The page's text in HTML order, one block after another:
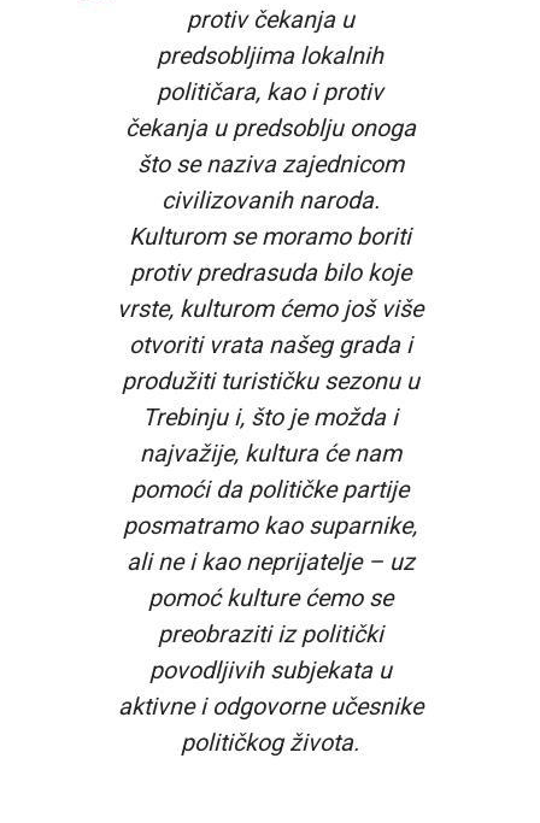
protiv čekanja u
predsobljima lokalnih
političara, kao i protiv
čekanja u predsoblju onoga
što se naziva zajednicom
civilizovanih naroda.
Kulturom se moramo boriti
protiv predrasuda bilo koje
vrste, kulturom ćemo još više
otvoriti vrata našeg grada i
produžiti turističku sezonu u
Trebinju i, što je možda i
najvažije, kultura će nam
pomoći da političke partije
posmatramo kao suparnike,
ali ne i kao neprijatelje – uz
pomoć kulture ćemo se
preobraziti iz politički
povodljivih subjekata u
aktivne i odgovorne učesnike
političkog života.